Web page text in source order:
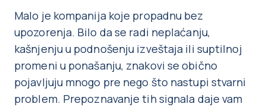
Malo je kompanija koje propadnu bez
upozorenja. Bilo da se radi neplaćanju,
kašnjenju u podnošenju izveštaja ili suptilnoj
promeni u ponašanju, znakovi se obično
pojavljuju mnogo pre nego što nastupi stvarni
problem. Prepoznavanje tih signala daje vam